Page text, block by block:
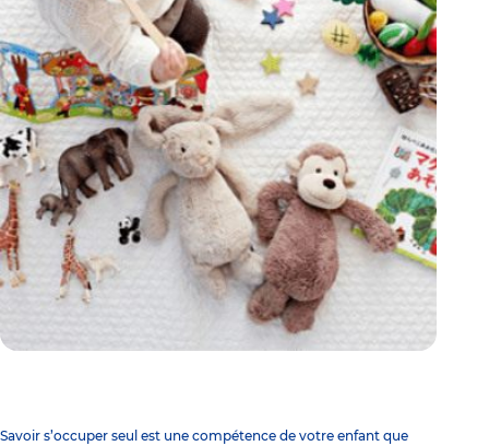
Savoir s’occuper seul est une compétence de votre enfant que